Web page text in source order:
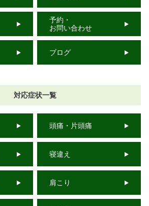
予約・
お問い合わせ
ブログ
対応症状一覧
頭痛・片頭痛
寝違え
肩こり